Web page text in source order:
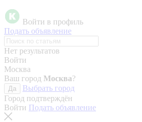
Войти в профиль
Подать объявление
Нет результатов
Войти
Москва
Ваш город Москва?
Да
Выбрать город
Город подтверждён
Войти Подать объявление